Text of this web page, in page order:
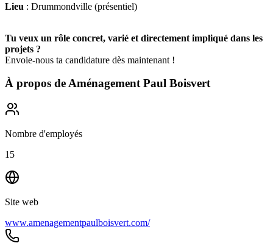
Lieu : Drummondville (présentiel)
Tu veux un rôle concret, varié et directement impliqué dans les
projets ?
Envoie-nous ta candidature dès maintenant !
À propos deAménagement Paul Boisvert
Nombre d'employés
15
Site web
www.amenagementpaulboisvert.com/